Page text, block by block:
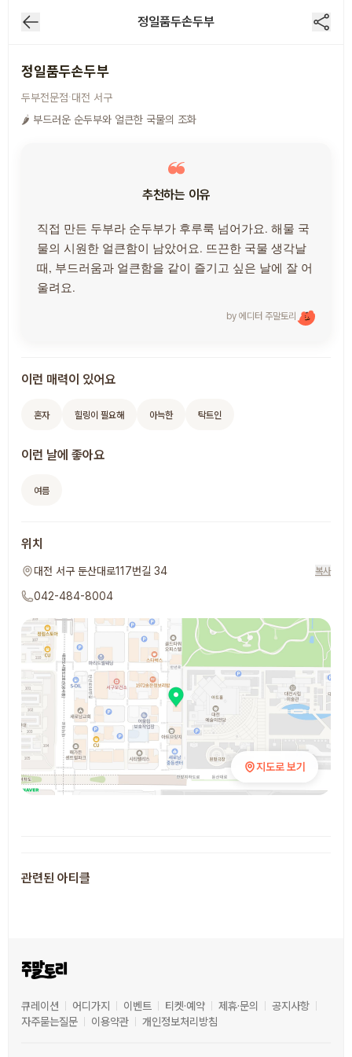
정일품두손두부
ⓒ즈흐
정일품두손두부
두부전문점·대전 서구
🌶 부드러운 순두부와 얼큰한 국물의 조화
추천하는 이유
직접 만든 두부라 순두부가 후루룩 넘어가요. 해물 국
물의 시원한 얼큰함이 남았어요. 뜨끈한 국물 생각날
때, 부드러움과 얼큰함을 같이 즐기고 싶은 날에 잘 어
울려요.
by 에디터 주말토리
이런 매력이 있어요
혼자 힐링이 필요해 아늑한 탁트인
이런 날에 좋아요
여름
위치
대전 서구 둔산대로117번길 34 복사
042-484-8004
지도로 보기
관련된 아티클
큐레이션 어디가지 이벤트 티켓·예약 제휴·문의
공지사항
자주묻는질문
이용약관 개인정보처리방침